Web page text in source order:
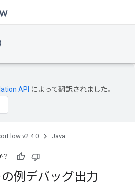
API によって翻訳されました。
v2.4.0 Java
？
例デバッグ出力